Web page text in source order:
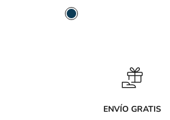
COLOR
AZUL OSCURO
ENVÍO GRATIS